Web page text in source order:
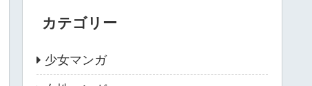
カテゴリー
少女マンガ